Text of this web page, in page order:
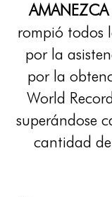
AMANEZCA
rompió todos
por la
por la
World
superándose
cantidad